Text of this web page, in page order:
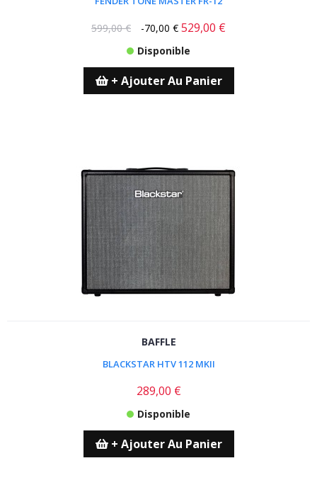
599,00 € -70,00 € 529,00 €
Disponible
+ Ajouter Au Panier
BAFFLE
BLACKSTAR HTV 112 MKII
289,00 €
Disponible
+ Ajouter Au Panier